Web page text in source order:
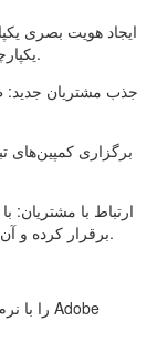
ایجاد هویت بصری
یکپارچه‌ای برای صفحه اینستاگرام کسب‌وکار خود ایجاد کنید.
جذب مشتریان جدید:
برگزاری کمپین‌های
ارتباط با مشتریان:
برقرار کرده و آن‌ها را در جریان اخبار و رویدادهای کسب‌وکار قرار دهید.